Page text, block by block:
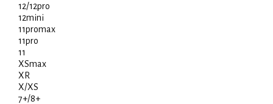
12/12pro
12mini
11promax
11pro
11
XSmax
XR
X/XS
7+/8+